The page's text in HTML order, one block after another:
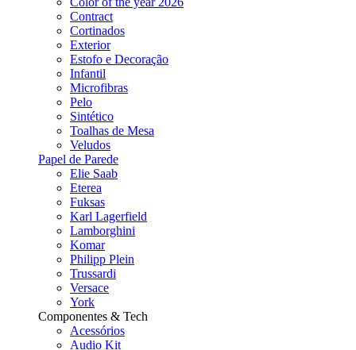
Contract
Cortinados
Exterior
Estofo e Decoração
Infantil
Microfibras
Pelo
Sintético
Toalhas de Mesa
Veludos
Papel de Parede
Elie Saab
Eterea
Fuksas
Karl Lagerfield
Lamborghini
Komar
Philipp Plein
Trussardi
Versace
York
Componentes & Tech
Acessórios
Audio Kit